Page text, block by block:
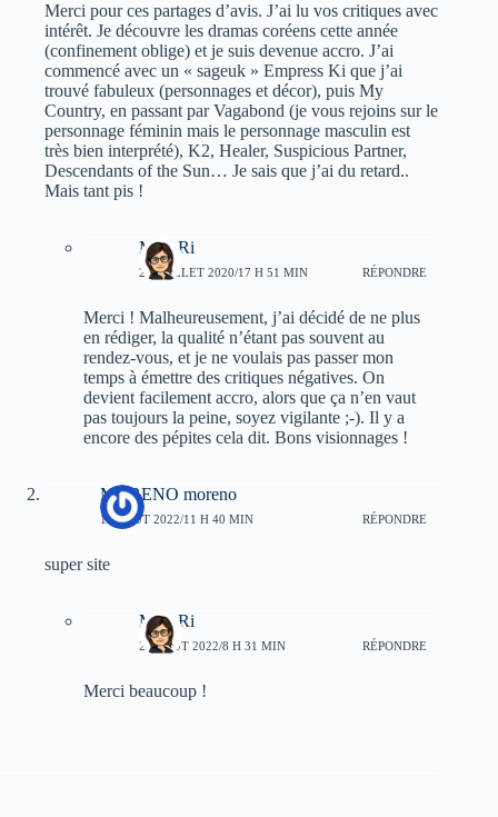
Merci pour ces partages d’avis. J’ai lu vos critiques avec
intérêt. Je découvre les dramas coréens cette année
(confinement oblige) et je suis devenue accro. J’ai
commencé avec un « sageuk » Empress Ki que j’ai
trouvé fabuleux (personnages et décor), puis My
Country, en passant par Vagabond (je vous rejoins sur le
personnage féminin mais le personnage masculin est
très bien interprété), K2, Healer, Suspicious Partner,
Descendants of the Sun… Je sais que j’ai du retard..
Mais tant pis !
Myu-Ri
25 JUILLET 2020/17 H 51 MIN RÉPONDRE
Merci ! Malheureusement, j’ai décidé de ne plus
en rédiger, la qualité n’étant pas souvent au
rendez-vous, et je ne voulais pas passer mon
temps à émettre des critiques négatives. On
devient facilement accro, alors que ça n’en vaut
pas toujours la peine, soyez vigilante ;-). Il y a
encore des pépites cela dit. Bons visionnages !
MORENO moreno
19 AOÛT 2022/11 H 40 MIN RÉPONDRE
super site
Myu-Ri
22 AOÛT 2022/8 H 31 MIN RÉPONDRE
Merci beaucoup !